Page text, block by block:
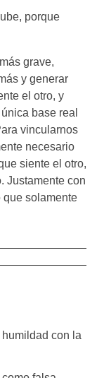
porque
grave,
y generar
el otro, y
base real
vincularnos
necesario
siente el otro,
Justamente con
que solamente
con la